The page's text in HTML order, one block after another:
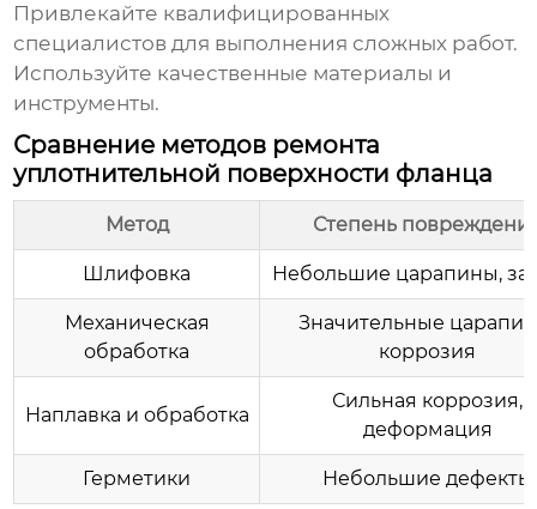
Привлекайте квалифицированных
специалистов для выполнения сложных работ.
Используйте качественные материалы и
инструменты.
Сравнение методов ремонта
уплотнительной поверхности фланца
Метод Степень
Шлифовка Небольшие царапины,
Механическая
обработка
Значительные
коррозия
Наплавка и обработка
Сильная коррозия,
деформация
Герметики Небольшие дефекты